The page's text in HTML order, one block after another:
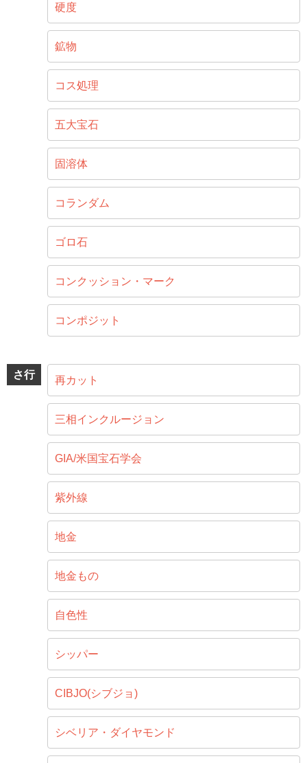
硬度
鉱物
コス処理
五大宝石
固溶体
コランダム
ゴロ石
コンクッション・マーク
コンポジット
さ行 再カット
三相インクルージョン
GIA/米国宝石学会
紫外線
地金
地金もの
自色性
シッパー
CIBJO(シブジョ)
シベリア・ダイヤモンド